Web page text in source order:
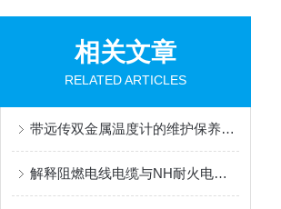
相关文章
RELATED ARTICLES
带远传双金属温度计的维护保养需要从多个方面入手
解释阻燃电线电缆与NH耐火电线电缆的区别